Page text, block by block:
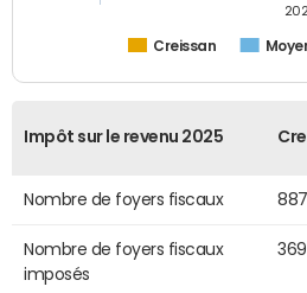
Creissan
Impôt sur le revenu 2025
Nombre de foyers fiscaux 887
Nombre de foyers fiscaux
imposés
369